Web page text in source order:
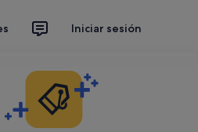
Iniciar sesión